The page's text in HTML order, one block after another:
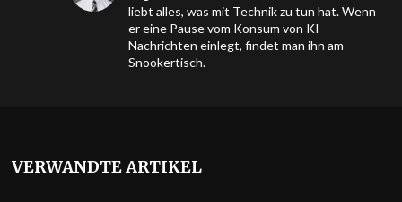
liebt alles, was mit Technik zu tun hat. Wenn
er eine Pause vom Konsum von KI-
Nachrichten einlegt, findet man ihn am
Snookertisch.
VERWANDTE ARTIKEL